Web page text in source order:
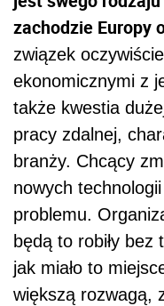
zachodzie Europy
związek
ekonomicznymi z
także kwestia
pracy zdalnej,
branży. Chcący
nowych
problemu.
będą to robiły
jak miało to
większą rozwagą,